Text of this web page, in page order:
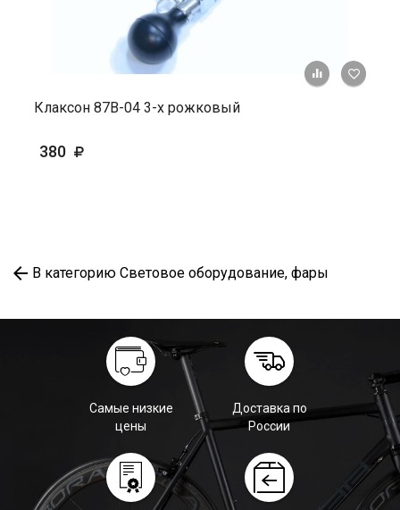
+ К
Клаксон 87В-04 3-х рожковый
380
В категорию Световое оборудование, фары
Самые низкие
цены
Доставка по
России